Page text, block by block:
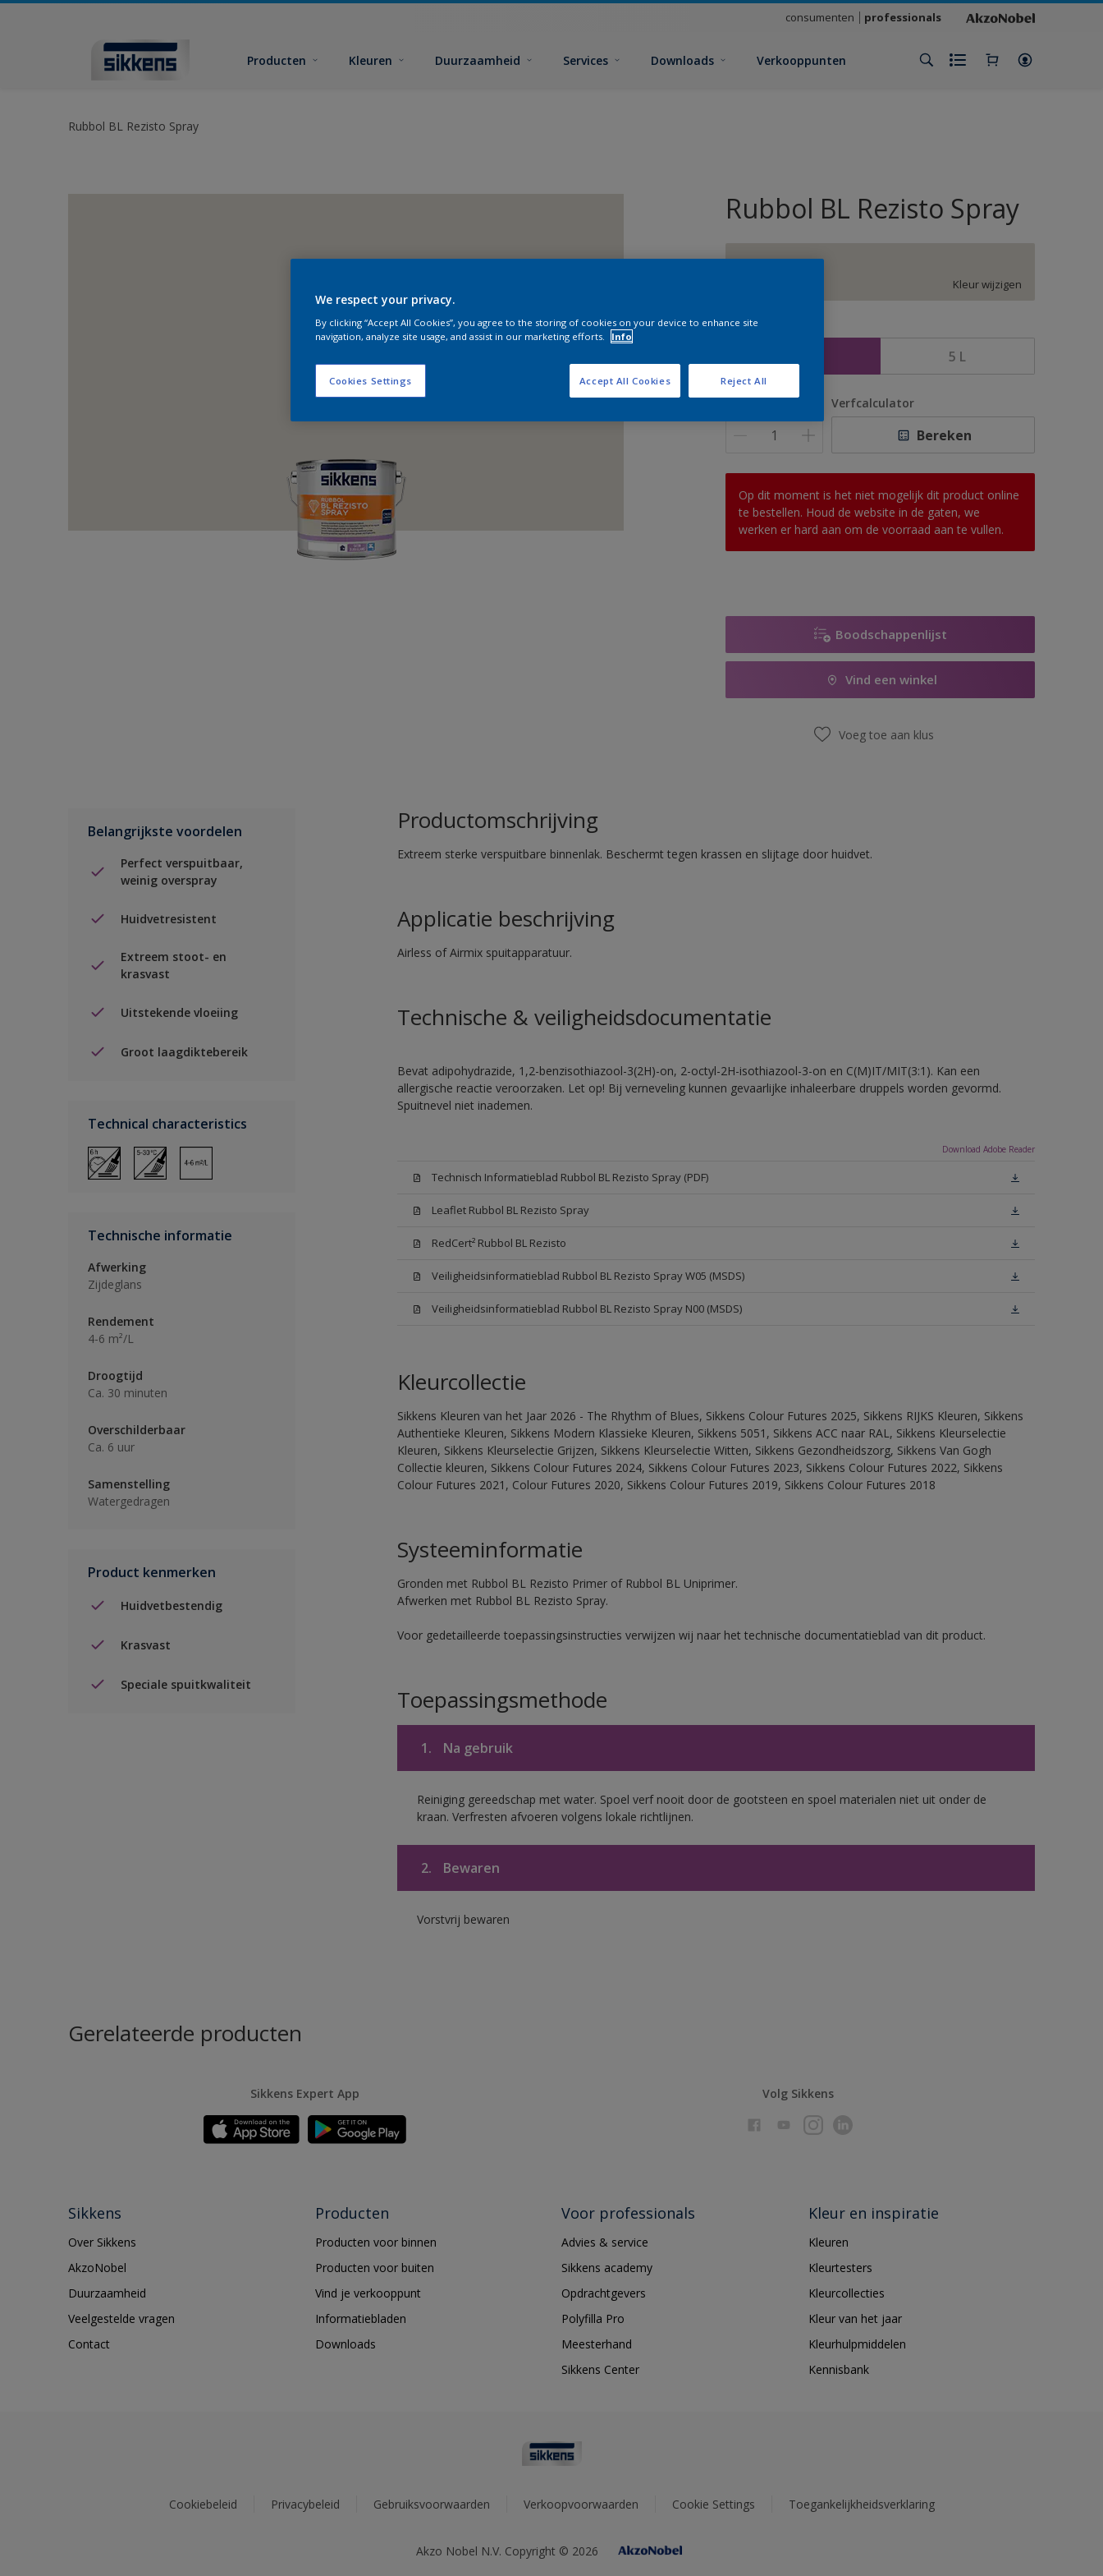
consumenten professionals
Producten Kleuren Duurzaamheid Services Downloads Verkooppunten
Rubbol BL Rezisto Spray
Rubbol BL Rezisto Spray
Kleur wijzigen
Grootte
5 L
Aantal Verfcalculator
Bereken
Op dit moment is het niet mogelijk dit product online
te bestellen. Houd de website in de gaten, we
werken er hard aan om de voorraad aan te vullen.
Boodschappenlijst
Vind een winkel
Voeg toe aan klus
Belangrijkste voordelen
Perfect verspuitbaar,
weinig overspray
Huidvetresistent
Extreem stoot- en
krasvast
Uitstekende vloeiing
Groot laagdiktebereik
Technical characteristics
Technische informatie
Afwerking
Zijdeglans
Rendement
4-6 m²/L
Droogtijd
Ca. 30 minuten
Overschilderbaar
Ca. 6 uur
Samenstelling
Watergedragen
Product kenmerken
Huidvetbestendig
Krasvast
Speciale spuitkwaliteit
Productomschrijving
Extreem sterke verspuitbare binnenlak. Beschermt tegen krassen en slijtage door huidvet.
Applicatie beschrijving
Airless of Airmix spuitapparatuur.
Technische & veiligheidsdocumentatie
Bevat adipohydrazide, 1,2-benzisothiazool-3(2H)-on, 2-octyl-2H-isothiazool-3-on en C(M)IT/MIT(3:1). Kan een
allergische reactie veroorzaken. Let op! Bij verneveling kunnen gevaarlijke inhaleerbare druppels worden gevormd.
Spuitnevel niet inademen.
Download Adobe Reader
Technisch Informatieblad Rubbol BL Rezisto Spray (PDF)
Leaflet Rubbol BL Rezisto Spray
RedCert² Rubbol BL Rezisto
Veiligheidsinformatieblad Rubbol BL Rezisto Spray W05 (MSDS)
Veiligheidsinformatieblad Rubbol BL Rezisto Spray N00 (MSDS)
Kleurcollectie
Sikkens Kleuren van het Jaar 2026 - The Rhythm of Blues, Sikkens Colour Futures 2025, Sikkens RIJKS Kleuren, Sikkens
Authentieke Kleuren, Sikkens Modern Klassieke Kleuren, Sikkens 5051, Sikkens ACC naar RAL, Sikkens Kleurselectie
Kleuren, Sikkens Kleurselectie Grijzen, Sikkens Kleurselectie Witten, Sikkens Gezondheidszorg, Sikkens Van Gogh
Collectie kleuren, Sikkens Colour Futures 2024, Sikkens Colour Futures 2023, Sikkens Colour Futures 2022, Sikkens
Colour Futures 2021, Colour Futures 2020, Sikkens Colour Futures 2019, Sikkens Colour Futures 2018
Systeeminformatie
Gronden met Rubbol BL Rezisto Primer of Rubbol BL Uniprimer.
Afwerken met Rubbol BL Rezisto Spray.
Voor gedetailleerde toepassingsinstructies verwijzen wij naar het technische documentatieblad van dit product.
Toepassingsmethode
1. Na gebruik
Reiniging gereedschap met water. Spoel verf nooit door de gootsteen en spoel materialen niet uit onder de
kraan. Verfresten afvoeren volgens lokale richtlijnen.
2. Bewaren
Vorstvrij bewaren
Gerelateerde producten
Sikkens Expert App Volg Sikkens
Sikkens
Over Sikkens
AkzoNobel
Duurzaamheid
Veelgestelde vragen
Contact
Producten
Producten voor binnen
Producten voor buiten
Vind je verkooppunt
Informatiebladen
Downloads
Voor professionals
Advies & service
Sikkens academy
Opdrachtgevers
Polyfilla Pro
Meesterhand
Sikkens Center
Kleur en inspiratie
Kleuren
Kleurtesters
Kleurcollecties
Kleur van het jaar
Kleurhulpmiddelen
Kennisbank
Cookiebeleid Privacybeleid Gebruiksvoorwaarden Verkoopvoorwaarden Cookie Settings Toegankelijkheidsverklaring
Akzo Nobel N.V. Copyright © 2026
We respect your privacy.
By clicking “Accept All Cookies”, you agree to the storing of cookies on your device to enhance site
navigation, analyze site usage, and assist in our marketing efforts.
Info
Cookies Settings Reject All
Accept All Cookies